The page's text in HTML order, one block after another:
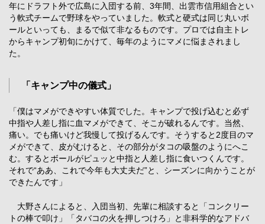
年にドラフト外で広島に入団する前、3年間、出雲市信用組合とい
う軟式チームで野球をやっていました。軟式と硬式は同じ丸いボ
ールといっても、まるで似て非なるものです。プロでは自主トレ
からキャンプ初旬にかけて、毎年のようにマメに悩まされまし
た。
「キャンプ中の儀式」
「僕はマメができやすい体質でした。キャンプで投げ込むと必ず
中指や人差し指に血マメができて、そこが破れるんです。当然、
痛い。でも痛いけど我慢して投げるんです。そうすると2度目のマ
メができて、皮がむけると、その部分がタコの吸盤のようにへこ
む。するとボールがピュッと中指と人差し指に食いつくんです。
それで“ああ、これで今年も大丈夫だ”と、シーズンに向かうことが
できたんです」
大野さんによると、入団当初、先輩に相談すると「コンクリー
トの棒で叩け」「タバコの火を押しつけろ」と非科学的なアドバ